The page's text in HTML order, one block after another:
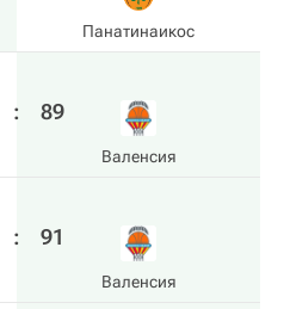
Панатинаикос
: 89
Валенсия
: 91
Валенсия